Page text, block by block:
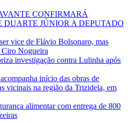
CONFIRMARÁ
JÚNIOR A DEPUTADO
vice de Flávio Bolsonaro, mas
Ciro Nogueira
investigação contra Lulinha após
início das obras de
vicinais na região da Trizidela, em
alimentar com entrega de 800